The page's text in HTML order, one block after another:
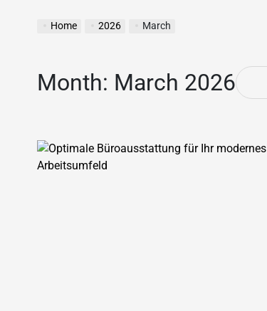
Home 2026 March
Month: March 2026